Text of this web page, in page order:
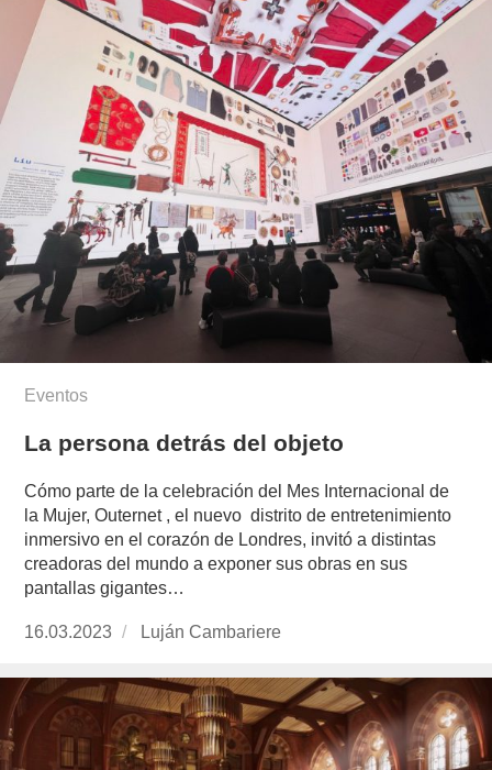
Eventos
La persona detrás del objeto
Cómo parte de la celebración del Mes Internacional de
la Mujer, Outernet , el nuevo distrito de entretenimiento
inmersivo en el corazón de Londres, invitó a distintas
creadoras del mundo a exponer sus obras en sus
pantallas gigantes…
Publicado
16.03.2023
https://www.experimenta.es/author/lujan-
Luján Cambariere